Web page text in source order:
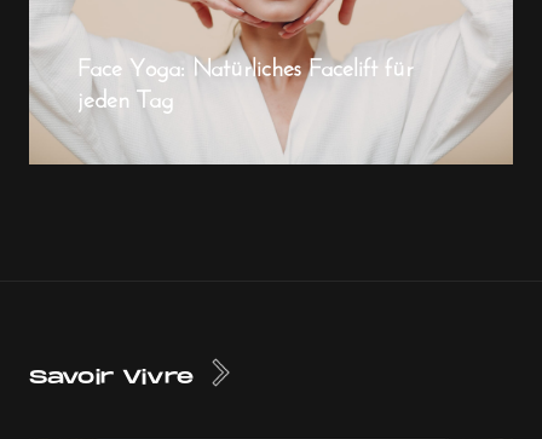
Face Yoga: Natürliches Facelift für
jeden Tag
Savoir Vivre